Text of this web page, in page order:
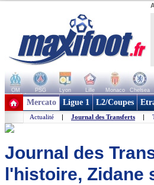
OM PSG Lyon Lille Monaco Chelsea
+ de clubs
Mercato Ligue 1 L2/Coupes
Actualité | Journal des Transferts |
Journal des
l'histoire, Zidane